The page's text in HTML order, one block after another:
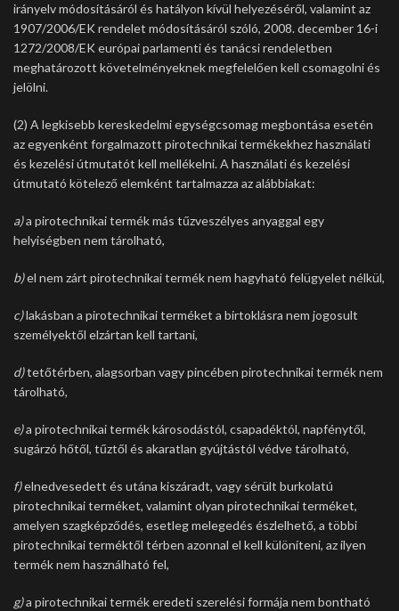
irányelv módosításáról és hatályon kívül helyezéséről, valamint az
1907/2006/EK rendelet módosításáról szóló, 2008. december 16-i
1272/2008/EK európai parlamenti és tanácsi rendeletben
meghatározott követelményeknek megfelelően kell csomagolni és
jelölni.
(2) A legkisebb kereskedelmi egységcsomag megbontása esetén
az egyenként forgalmazott pirotechnikai termékekhez használati
és kezelési útmutatót kell mellékelni. A használati és kezelési
útmutató kötelező elemként tartalmazza az alábbiakat:
a)a pirotechnikai termék más tűzveszélyes anyaggal egy
helyiségben nem tárolható,
b)el nem zárt pirotechnikai termék nem hagyható felügyelet nélkül,
c)lakásban a pirotechnikai terméket a birtoklásra nem jogosult
személyektől elzártan kell tartani,
d)tetőtérben, alagsorban vagy pincében pirotechnikai termék nem
tárolható,
e)a pirotechnikai termék károsodástól, csapadéktól, napfénytől,
sugárzó hőtől, tűztől és akaratlan gyújtástól védve tárolható,
f)elnedvesedett és utána kiszáradt, vagy sérült burkolatú
pirotechnikai terméket, valamint olyan pirotechnikai terméket,
amelyen szagképződés, esetleg melegedés észlelhető, a többi
pirotechnikai terméktől térben azonnal el kell különíteni, az ilyen
termék nem használható fel,
g)a pirotechnikai termék eredeti szerelési formája nem bontható